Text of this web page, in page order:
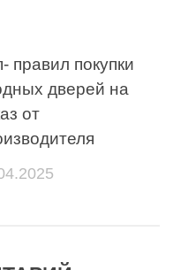
правил покупки
дверей на
от